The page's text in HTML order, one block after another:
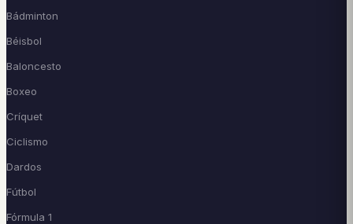
Bádminton
Béisbol
Baloncesto
Boxeo
Críquet
Ciclismo
Dardos
Fútbol
Fórmula 1